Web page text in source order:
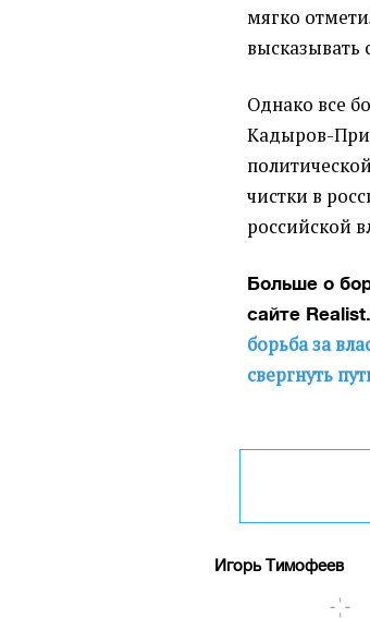
мягко
высказывать
Однако все
Кадыров-
чистки в
российской
Больше о
сайте
борьба за
свергнуть
Игорь Тимофеев